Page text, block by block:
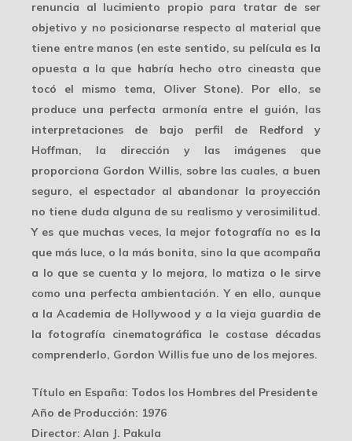
renuncia al lucimiento propio para tratar de ser
objetivo y no posicionarse respecto al material que
tiene entre manos (en este sentido, su película es la
opuesta a la que habría hecho otro cineasta que
tocó el mismo tema, Oliver Stone). Por ello, se
produce una perfecta armonía entre el guión, las
interpretaciones de bajo perfil de Redford y
Hoffman, la dirección y las imágenes que
proporciona Gordon Willis, sobre las cuales, a buen
seguro, el espectador al abandonar la proyección
no tiene duda alguna de su realismo y verosimilitud.
Y es que muchas veces, la mejor fotografía no es la
que más luce, o la más bonita, sino la que acompaña
a lo que se cuenta y lo mejora, lo matiza o le sirve
como una perfecta ambientación. Y en ello, aunque
a la Academia de Hollywood y a la vieja guardia de
la fotografía cinematográfica le costase décadas
comprenderlo, Gordon Willis fue uno de los mejores.
Título en España: Todos los Hombres del Presidente
Año de Producción: 1976
Director: Alan J. Pakula